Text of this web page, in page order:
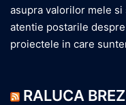
asupra valorilor mele
atentie postarile
proiectele in care
RALUCA